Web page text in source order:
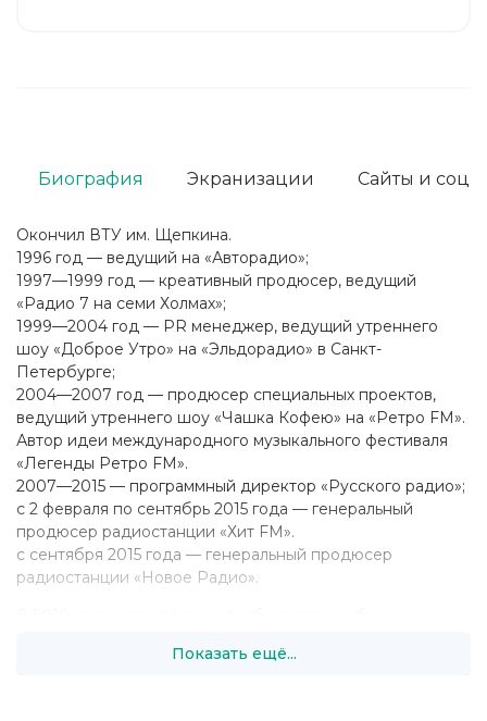
Окончил ВТУ им. Щепкина.
1996 год — ведущий на «Авторадио»;
1997—1999 год — креативный продюсер, ведущий
«Радио 7 на семи Холмах»;
1999—2004 год — PR менеджер, ведущий утреннего
шоу «Доброе Утро» на «Эльдорадио» в Санкт-
Петербурге;
2004—2007 год — продюсер специальных проектов,
ведущий утреннего шоу «Чашка Кофею» на «Ретро FM».
Автор идеи международного музыкального фестиваля
«Легенды Ретро FM».
2007—2015 — программный директор «Русского радио»;
с 2 февраля по сентябрь 2015 года — генеральный
продюсер радиостанции «Хит FM».
с сентября 2015 года — генеральный продюсер
радиостанции «Новое Радио».
слова к песне «Девять свадебных историй».
Показать ещё...
Биография Экранизации Сайты и соц.